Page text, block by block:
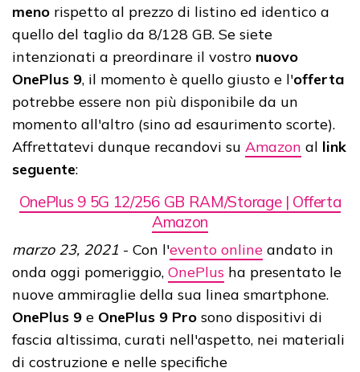
meno rispetto al prezzo di listino ed identico a
quello del taglio da 8/128 GB. Se siete
intenzionati a preordinare il vostro nuovo
OnePlus 9, il momento è quello giusto e l'offerta
potrebbe essere non più disponibile da un
momento all'altro (sino ad esaurimento scorte).
Affrettatevi dunque recandovi su Amazon al link
seguente:
OnePlus 9 5G 12/256 GB RAM/Storage | Offerta
Amazon
marzo 23, 2021 - Con l'evento online andato in
onda oggi pomeriggio, OnePlus ha presentato le
nuove ammiraglie della sua linea smartphone.
OnePlus 9 e OnePlus 9 Pro sono dispositivi di
fascia altissima, curati nell'aspetto, nei materiali
di costruzione e nelle specifiche